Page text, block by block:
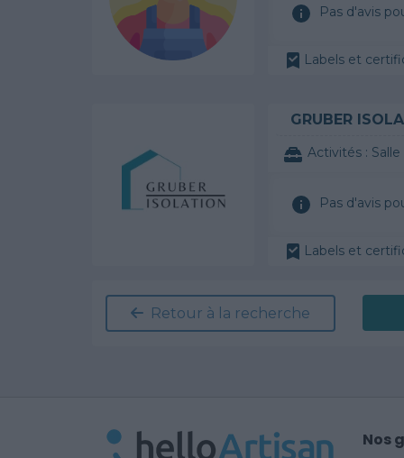
Pas d'avis
Labels et
GRUBER
Activités : Salle
Pas d'avis
Labels et
Retour à la recherche
Nos